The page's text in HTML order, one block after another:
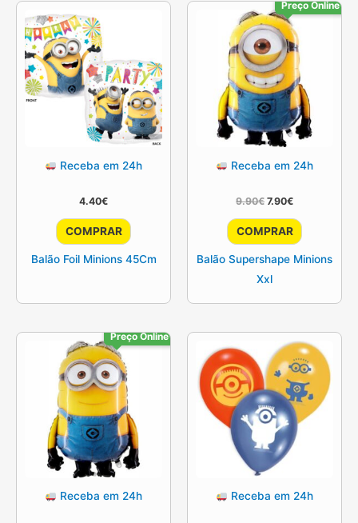
Receba em 24h
4.40€
COMPRAR
Balão Foil Minions 45Cm
Preço Online
Receba em 24h
9.90€ O
original
era:
7.90€O
atual
é:
7.90€.
COMPRAR
Balão Supershape Minions
Xxl
Preço Online
Receba em 24h Receba em 24h